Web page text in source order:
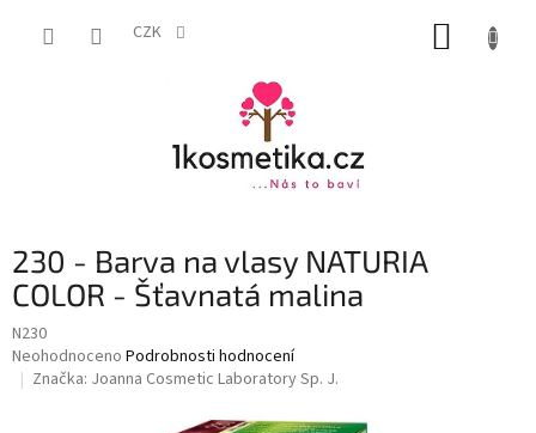
CZK
230 - Barva na vlasy NATURIA
COLOR - Šťavnatá malina
N230
Průměrné
hodnocení
Neohodnoceno Podrobnosti hodnocení
Značka: Joanna Cosmetic Laboratory Sp. J.